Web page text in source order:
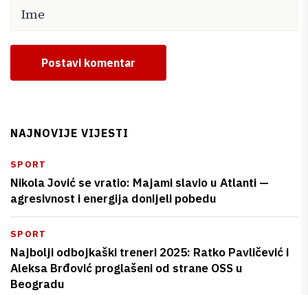
Postavi komentar
NAJNOVIJE VIJESTI
SPORT
Nikola Jović se vratio: Majami slavio u Atlanti —
agresivnost i energija donijeli pobedu
SPORT
Najbolji odbojkaški treneri 2025: Ratko Pavličević i
Aleksa Brđović proglašeni od strane OSS u
Beogradu